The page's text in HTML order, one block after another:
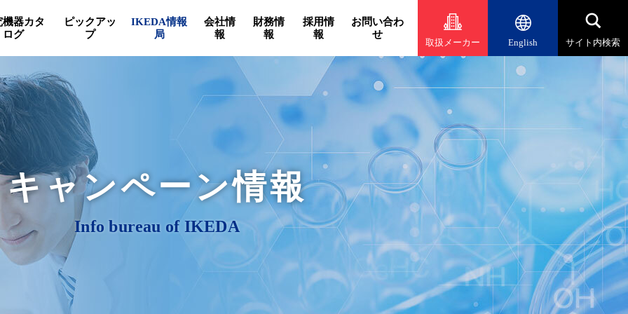
機器カタ
ログ
ピックアッ
プ
IKEDA情報
局
会社情
報
財務情
報
採用情
報
お問い合わ
せ
取扱メーカー English サイト内検索
キャンペーン情報